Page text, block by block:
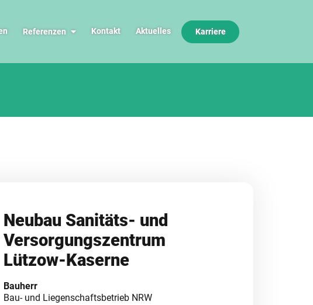
Referenzen Kontakt Aktuelles Karriere
Neubau Sanitäts- und
Versorgungszentrum
Lützow-Kaserne
Bauherr
Bau- und Liegenschaftsbetrieb NRW